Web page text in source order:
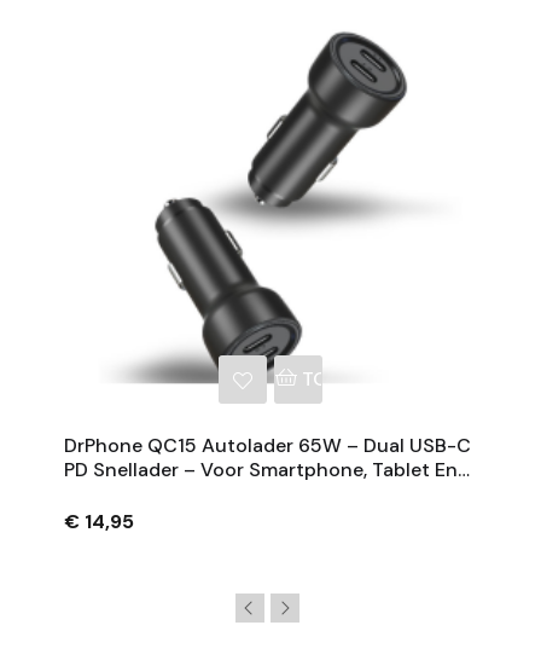
TOEVOEGEN AAN
DrPhone QC15 Autolader 65W – Dual USB-C
PD Snellader – Voor Smartphone, Tablet En
€ 14,95